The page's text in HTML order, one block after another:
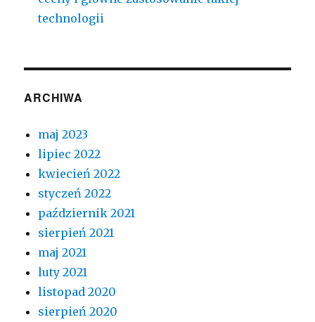
technologii
ARCHIWA
maj 2023
lipiec 2022
kwiecień 2022
styczeń 2022
październik 2021
sierpień 2021
maj 2021
luty 2021
listopad 2020
sierpień 2020